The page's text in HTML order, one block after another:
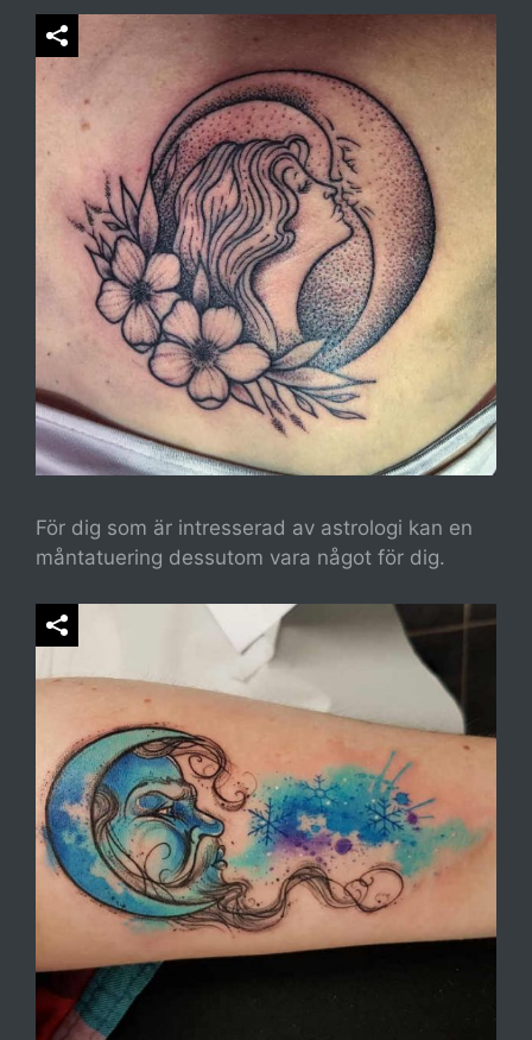
För dig som är intresserad av astrologi kan en
måntatuering dessutom vara något för dig.